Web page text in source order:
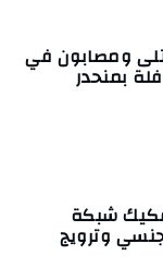
ومصابون في
بمنحدر
شبكة
وترويج